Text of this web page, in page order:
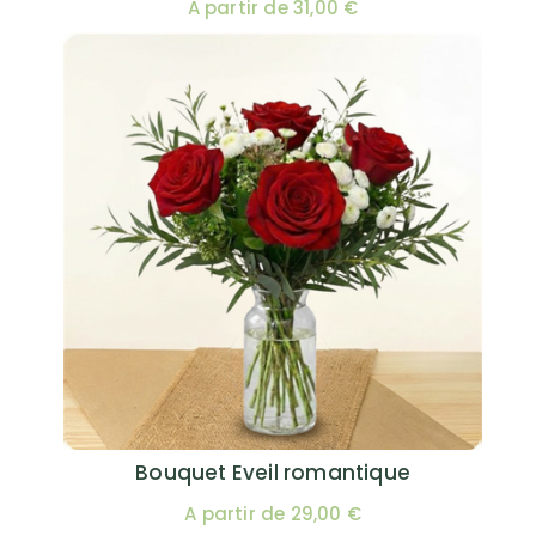
A partir de 31,00 €
Bouquet Eveil romantique
A partir de 29,00 €